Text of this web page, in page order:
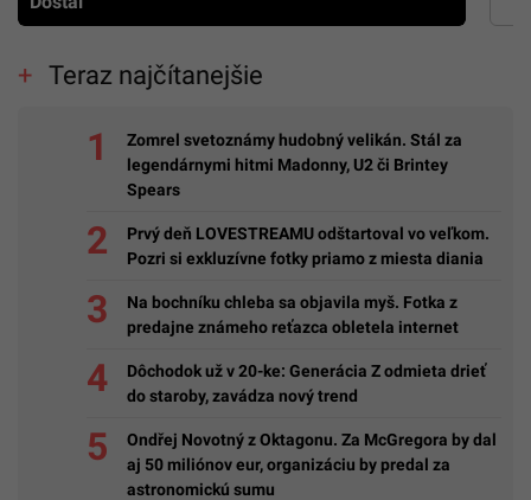
Teraz najčítanejšie
Zomrel svetoznámy hudobný velikán. Stál za
legendárnymi hitmi Madonny, U2 či Brintey
Spears
Prvý deň LOVESTREAMU odštartoval vo veľkom.
Pozri si exkluzívne fotky priamo z miesta diania
Na bochníku chleba sa objavila myš. Fotka z
predajne známeho reťazca obletela internet
Dôchodok už v 20-ke: Generácia Z odmieta drieť
do staroby, zavádza nový trend
Ondřej Novotný z Oktagonu. Za McGregora by dal
aj 50 miliónov eur, organizáciu by predal za
astronomickú sumu